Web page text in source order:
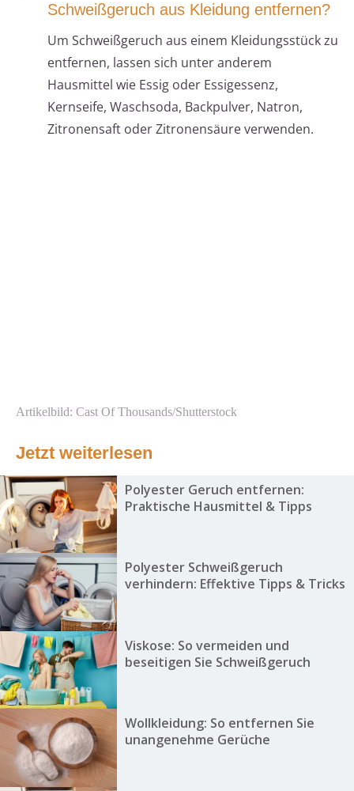
Schweißgeruch aus Kleidung entfernen?
Um Schweißgeruch aus einem Kleidungsstück zu
entfernen, lassen sich unter anderem
Hausmittel wie Essig oder Essigessenz,
Kernseife, Waschsoda, Backpulver, Natron,
Zitronensaft oder Zitronensäure verwenden.
Artikelbild: Cast Of Thousands/Shutterstock
Jetzt weiterlesen
Polyester Geruch entfernen:
Praktische Hausmittel & Tipps
Polyester Schweißgeruch
verhindern: Effektive Tipps & Tricks
Viskose: So vermeiden und
beseitigen Sie Schweißgeruch
Wollkleidung: So entfernen Sie
unangenehme Gerüche